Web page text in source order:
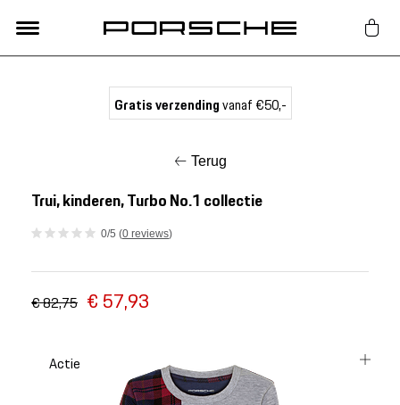
Nieuw
Acties
Gratis verzendingvanaf €50,-
Terug
Trui, kinderen, Turbo No.1 collectie
0/5 (0 reviews)
€ 82,75 € 57,93
Actie